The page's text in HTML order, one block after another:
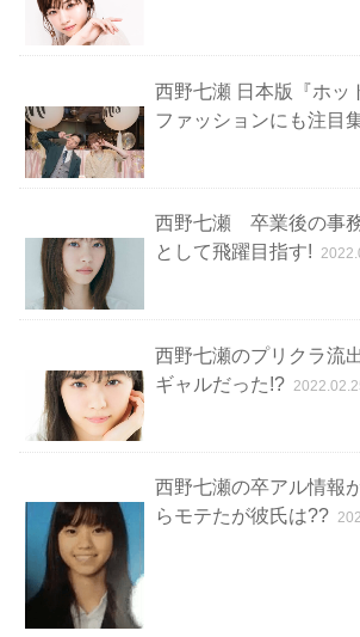
西野七瀬 日本版『ホッ
ファッションにも注目
西野七瀬 卒業後の事
として飛躍目指す!
西野七瀬のプリクラ流
ギャルだった!?
西野七瀬の卒アル情報
らモテたが彼氏は??